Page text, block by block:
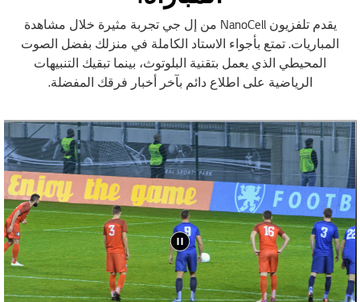
يقدم تلفزيون NanoCell من إل جي تجربة مثيرة خلال مشاهدة
المباريات. تمتع بأجواء الاستاد الكاملة في منزلك بفضل الصوت
المحيطي الذي يعمل بتقنية البلوتوث، بينما تبقيك التنبيهات
الرياضية على اطلاع دائم بآخر أخبار فرقك المفضلة.